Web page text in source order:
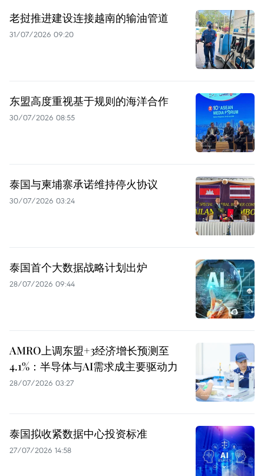
老挝推进建设连接越南的输油管道
31/07/2026 09:20
东盟高度重视基于规则的海洋合作
30/07/2026 08:55
泰国与柬埔寨承诺维持停火协议
30/07/2026 03:24
泰国首个大数据战略计划出炉
28/07/2026 09:44
AMRO上调东盟+3经济增长预测至
4.1%：半导体与AI需求成主要驱动力
28/07/2026 03:27
泰国拟收紧数据中心投资标准
27/07/2026 14:58